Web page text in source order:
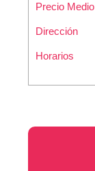
Precio Medio
Dirección
Horarios